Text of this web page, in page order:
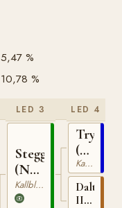
5,47 %
10,78 %
LED 3
Stegg
(NO)
T-
169
Kallblodig Travare
LED 4
Trygve
(NO)
T-
66
Kallblodig Travare
Dalterna
II